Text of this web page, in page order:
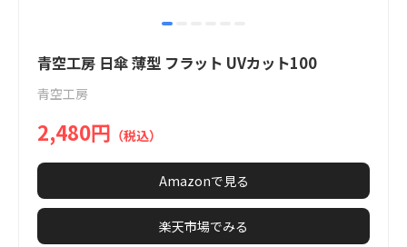
item
1
6
青空工房 日傘 薄型 フラット UVカット100
青空工房
2,480円 （税込）
Amazonで見る
楽天市場でみる